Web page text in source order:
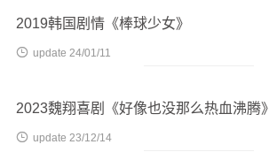
2019韩国剧情《棒球少女》
 update 24/01/11
2023魏翔喜剧《好像也没那么热血沸腾》
 update 23/12/14